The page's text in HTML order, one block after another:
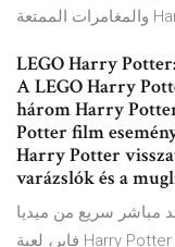
LEGO Harry
A LEGO Harry
három Harry
Potter film
Harry Potter
varázslók és a
برابط واحد مباشر سريع من ميديا
فاير، لعبة Harry Potter متوفرة الأن عن طريق رابط سريع ومباشر